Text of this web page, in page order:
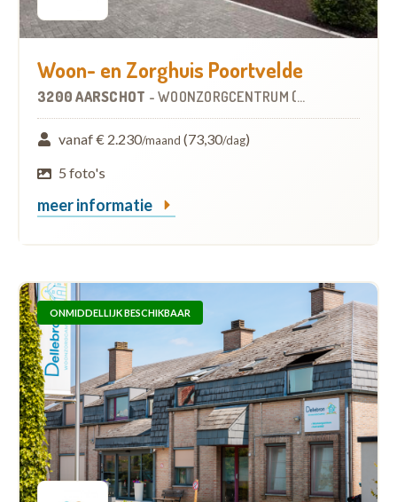
Woon- en Zorghuis Poortvelde
3200 AARSCHOT - WOONZORGCENTRUM (WZC)
vanaf € 2.230/maand (73,30/dag)
5 foto's
meer informatie
ONMIDDELLIJK BESCHIKBAAR